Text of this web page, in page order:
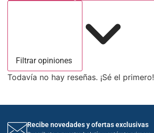
Filtrar opiniones
Todavía no hay reseñas. ¡Sé el primero!
Recibe novedades y ofertas exclusivas